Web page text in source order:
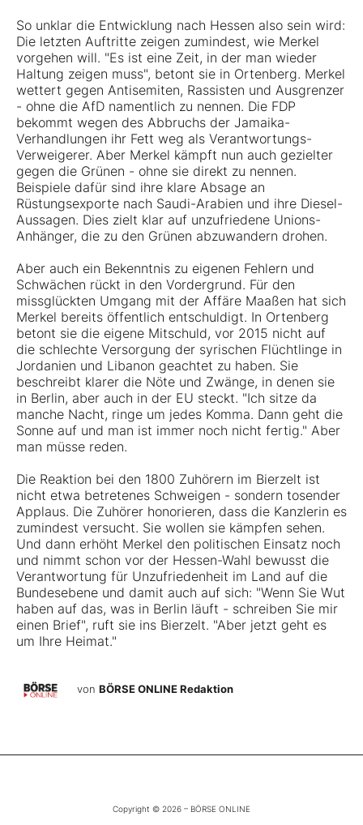
So unklar die Entwicklung nach Hessen also sein wird:
Die letzten Auftritte zeigen zumindest, wie Merkel
vorgehen will. "Es ist eine Zeit, in der man wieder
Haltung zeigen muss", betont sie in Ortenberg. Merkel
wettert gegen Antisemiten, Rassisten und Ausgrenzer
- ohne die AfD namentlich zu nennen. Die FDP
bekommt wegen des Abbruchs der Jamaika-
Verhandlungen ihr Fett weg als Verantwortungs-
Verweigerer. Aber Merkel kämpft nun auch gezielter
gegen die Grünen - ohne sie direkt zu nennen.
Beispiele dafür sind ihre klare Absage an
Rüstungsexporte nach Saudi-Arabien und ihre Diesel-
Aussagen. Dies zielt klar auf unzufriedene Unions-
Anhänger, die zu den Grünen abzuwandern drohen.
Aber auch ein Bekenntnis zu eigenen Fehlern und
Schwächen rückt in den Vordergrund. Für den
missglückten Umgang mit der Affäre Maaßen hat sich
Merkel bereits öffentlich entschuldigt. In Ortenberg
betont sie die eigene Mitschuld, vor 2015 nicht auf
die schlechte Versorgung der syrischen Flüchtlinge in
Jordanien und Libanon geachtet zu haben. Sie
beschreibt klarer die Nöte und Zwänge, in denen sie
in Berlin, aber auch in der EU steckt. "Ich sitze da
manche Nacht, ringe um jedes Komma. Dann geht die
Sonne auf und man ist immer noch nicht fertig." Aber
man müsse reden.
Die Reaktion bei den 1800 Zuhörern im Bierzelt ist
nicht etwa betretenes Schweigen - sondern tosender
Applaus. Die Zuhörer honorieren, dass die Kanzlerin es
zumindest versucht. Sie wollen sie kämpfen sehen.
Und dann erhöht Merkel den politischen Einsatz noch
und nimmt schon vor der Hessen-Wahl bewusst die
Verantwortung für Unzufriedenheit im Land auf die
Bundesebene und damit auch auf sich: "Wenn Sie Wut
haben auf das, was in Berlin läuft - schreiben Sie mir
einen Brief", ruft sie ins Bierzelt. "Aber jetzt geht es
um Ihre Heimat."
von BÖRSE ONLINE Redaktion
Copyright © 2026 – BÖRSE ONLINE